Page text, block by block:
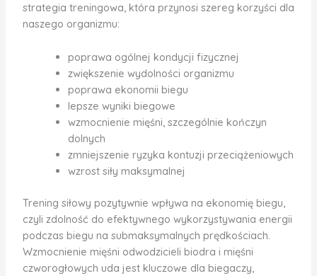
strategia treningowa, która przynosi szereg korzyści dla
naszego organizmu:
poprawa ogólnej kondycji fizycznej
zwiększenie wydolności organizmu
poprawa ekonomii biegu
lepsze wyniki biegowe
wzmocnienie mięśni, szczególnie kończyn
dolnych
zmniejszenie ryzyka kontuzji przeciążeniowych
wzrost siły maksymalnej
Trening siłowy pozytywnie wpływa na ekonomię biegu,
czyli zdolność do efektywnego wykorzystywania energii
podczas biegu na submaksymalnych prędkościach.
Wzmocnienie mięśni odwodzicieli biodra i mięśni
czworogłowych uda jest kluczowe dla biegaczy,